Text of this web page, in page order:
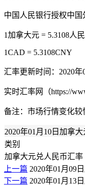
中国人民银行授权中国
1加拿大元 = 5.3108人
1CAD = 5.3108CNY
汇率更新时间：2020年
实时汇率网（https://
备注：市场行情变化
2020年01月10日加拿
类别
加拿大元兑人民币汇率
上一篇 2020年01月09
下一篇 2020年01月13